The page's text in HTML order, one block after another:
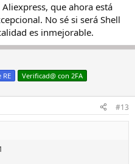
que ahora está
No sé si será Shell
es inmejorable.
Verificad@ con 2FA
#13